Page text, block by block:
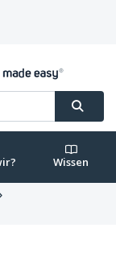
Wissen